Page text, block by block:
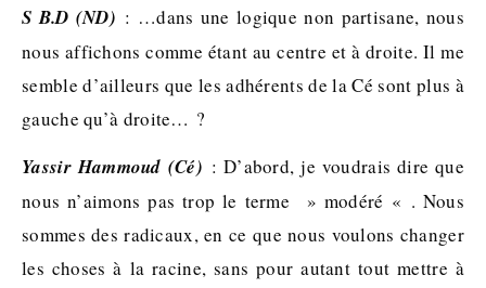
S B.D (ND) : …dans une logique non partisane, nous
nous affichons comme étant au centre et à droite. Il me
semble d’ailleurs que les adhérents de la Cé sont plus à
gauche qu’à droite… ?
Yassir Hammoud (Cé) : D’abord, je voudrais dire que
nous n’aimons pas trop le terme » modéré « . Nous
sommes des radicaux, en ce que nous voulons changer
les choses à la racine, sans pour autant tout mettre à